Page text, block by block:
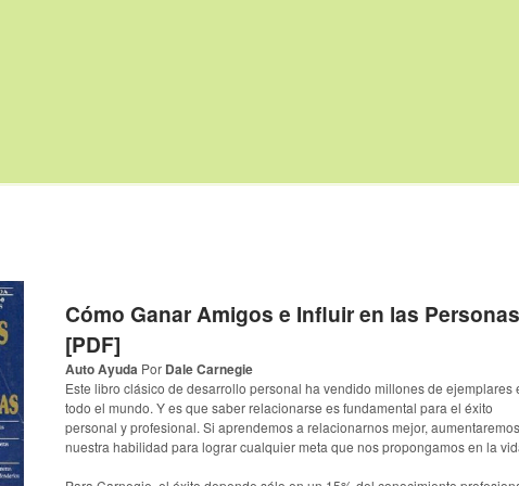
Cómo Ganar Amigos e Influir en las Personas
[PDF]
Auto Ayuda Por Dale Carnegie
Este libro clásico de desarrollo personal ha vendido millones de ejemplares
todo el mundo. Y es que saber relacionarse es fundamental para el éxito
personal y profesional. Si aprendemos a relacionarnos mejor, aumentaremos
nuestra habilidad para lograr cualquier meta que nos propongamos en la